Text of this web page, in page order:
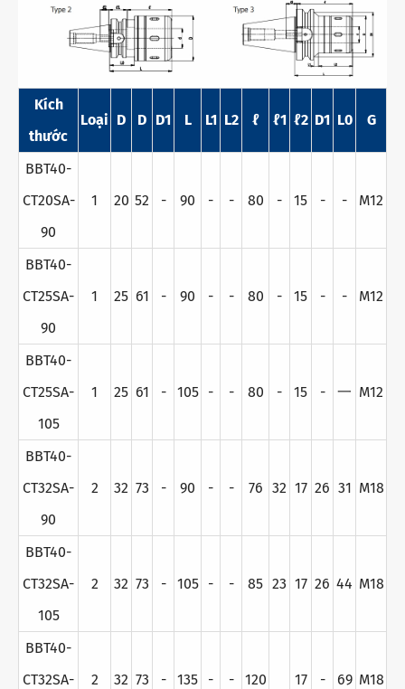
Kích
thước
Loại D D D1 L L1 L2 ℓ ℓ1 ℓ2 D1 L0 G
BBT40-
CT20SA-
90
1 20 52 - 90 - - 80 - 15 - - M12
BBT40-
CT25SA-
90
1 25 61 - 90 - - 80 - 15 - - M12
BBT40-
CT25SA-
105
1 25 61 - 105 - - 80 - 15 - 一 M12
BBT40-
CT32SA-
90
2 32 73 - 90 - - 76 32 17 26 31 M18
BBT40-
CT32SA-
105
2 32 73 - 105 - - 85 23 17 26 44 M18
BBT40-
CT32SA-
2 32 73 - 135 - - 120 17 - 69 M18